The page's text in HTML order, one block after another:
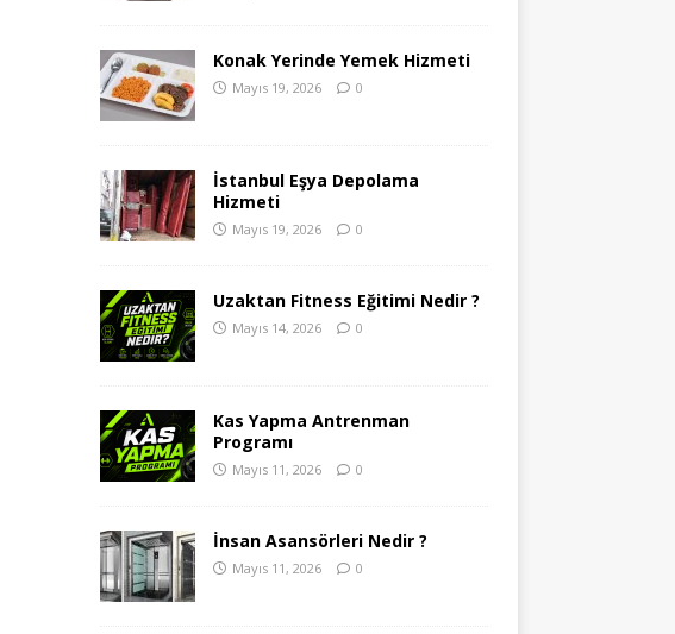
Konak Yerinde Yemek Hizmeti
Mayıs 19, 2026 0
İstanbul Eşya Depolama
Hizmeti
Mayıs 19, 2026 0
Uzaktan Fitness Eğitimi Nedir ?
Mayıs 14, 2026 0
Kas Yapma Antrenman
Programı
Mayıs 11, 2026 0
İnsan Asansörleri Nedir ?
Mayıs 11, 2026 0